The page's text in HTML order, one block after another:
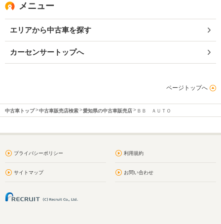
メニュー
エリアから中古車を探す
カーセンサートップへ
ページトップへ
中古車トップ 中古車販売店検索 愛知県の中古車販売店 ＢＢ ＡＵＴＯ
プライバシーポリシー 利用規約
サイトマップ お問い合わせ